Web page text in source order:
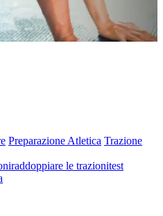
Preparazione Atletica Trazione
raddoppiare le trazionitest